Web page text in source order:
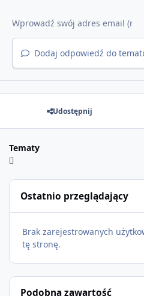
Dodaj odpowiedź do
Udostępnij
Tematy
Ostatnio przeglądający
Brak zarejestrowanych
tę stronę.
Podobna zawartość